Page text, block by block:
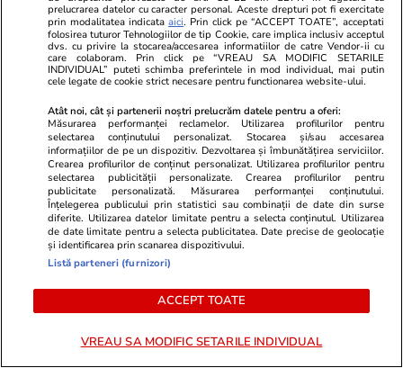
în Grecia
electricitate
Lifestyle 26 iul.
Ploaia de meteori Delta
Aquaride 2026: când o poți
vedea cel mai bine
prelucrarea datelor cu caracter personal. Aceste drepturi pot fi exercitate
prin modalitatea indicataaici. Prin click pe “ACCEPT TOATE”, acceptati
folosirea tuturor Tehnologiilor de tip Cookie, care implica inclusiv acceptul
dvs. cu privire la stocarea/accesarea informatiilor de catre Vendor-ii cu
care colaboram. Prin click pe “VREAU SA MODIFIC SETARILE
INDIVIDUAL” puteti schimba preferintele in mod individual, mai putin
cele legate de cookie strict necesare pentru functionarea website-ului.
Atât noi, cât și partenerii noștri prelucrăm datele pentru a oferi:
Măsurarea performanței reclamelor. Utilizarea profilurilor pentru
selectarea conținutului personalizat. Stocarea și/sau accesarea
informațiilor de pe un dispozitiv. Dezvoltarea și îmbunătățirea serviciilor.
Crearea profilurilor de conținut personalizat. Utilizarea profilurilor pentru
selectarea publicității personalizate. Crearea profilurilor pentru
publicitate personalizată. Măsurarea performanței conținutului.
Înțelegerea publicului prin statistici sau combinații de date din surse
diferite. Utilizarea datelor limitate pentru a selecta conținutul. Utilizarea
de date limitate pentru a selecta publicitatea. Date precise de geolocație
și identificarea prin scanarea dispozitivului.
Listă parteneri (furnizori)
ACCEPT TOATE
VREAU SA MODIFIC SETARILE INDIVIDUAL